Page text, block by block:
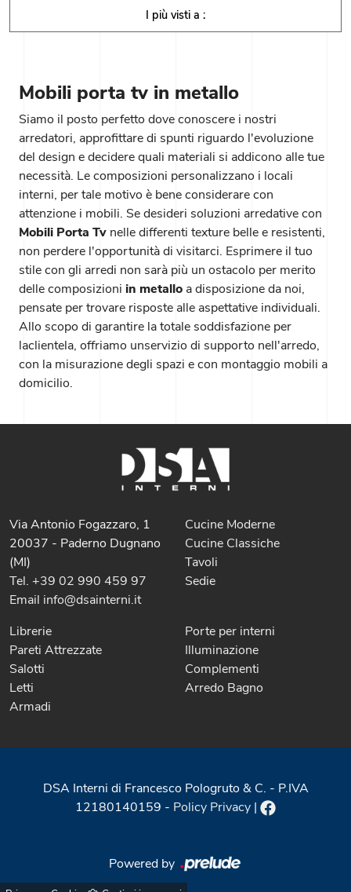
I più visti a :
Mobili porta tv in metallo
Siamo il posto perfetto dove conoscere i nostri
arredatori, approfittare di spunti riguardo l'evoluzione
del design e decidere quali materiali si addicono alle tue
necessità. Le composizioni personalizzano i locali
interni, per tale motivo è bene considerare con
attenzione i mobili. Se desideri soluzioni arredative con
Mobili Porta Tv nelle differenti texture belle e resistenti,
non perdere l'opportunità di visitarci. Esprimere il tuo
stile con gli arredi non sarà più un ostacolo per merito
delle composizioni in metallo a disposizione da noi,
pensate per trovare risposte alle aspettative individuali.
Allo scopo di garantire la totale soddisfazione per
laclientela, offriamo unservizio di supporto nell'arredo,
con la misurazione degli spazi e con montaggio mobili a
domicilio.
Via Antonio Fogazzaro, 1
20037 - Paderno Dugnano
(MI)
Tel. +39 02 990 459 97
Email info@dsainterni.it
Cucine Moderne
Cucine Classiche
Tavoli
Sedie
Librerie
Pareti Attrezzate
Salotti
Letti
Armadi
Porte per interni
Illuminazione
Complementi
Arredo Bagno
DSA Interni di Francesco Pologruto & C. - P.IVA
12180140159 - Policy Privacy |
Powered by